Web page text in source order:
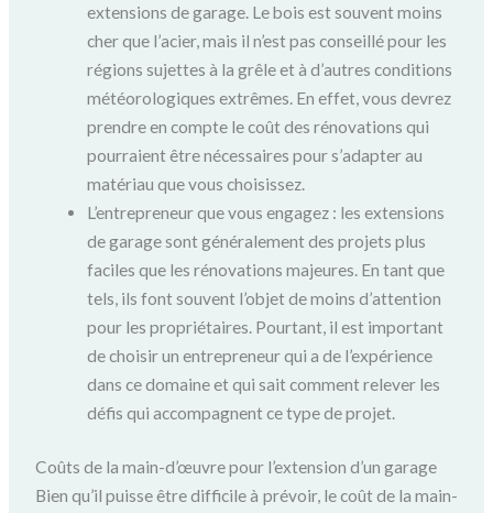
extensions de garage. Le bois est souvent moins
cher que l’acier, mais il n’est pas conseillé pour les
régions sujettes à la grêle et à d’autres conditions
météorologiques extrêmes. En effet, vous devrez
prendre en compte le coût des rénovations qui
pourraient être nécessaires pour s’adapter au
matériau que vous choisissez.
L’entrepreneur que vous engagez : les extensions
de garage sont généralement des projets plus
faciles que les rénovations majeures. En tant que
tels, ils font souvent l’objet de moins d’attention
pour les propriétaires. Pourtant, il est important
de choisir un entrepreneur qui a de l’expérience
dans ce domaine et qui sait comment relever les
défis qui accompagnent ce type de projet.
Coûts de la main-d’œuvre pour l’extension d’un garage
Bien qu’il puisse être difficile à prévoir, le coût de la main-